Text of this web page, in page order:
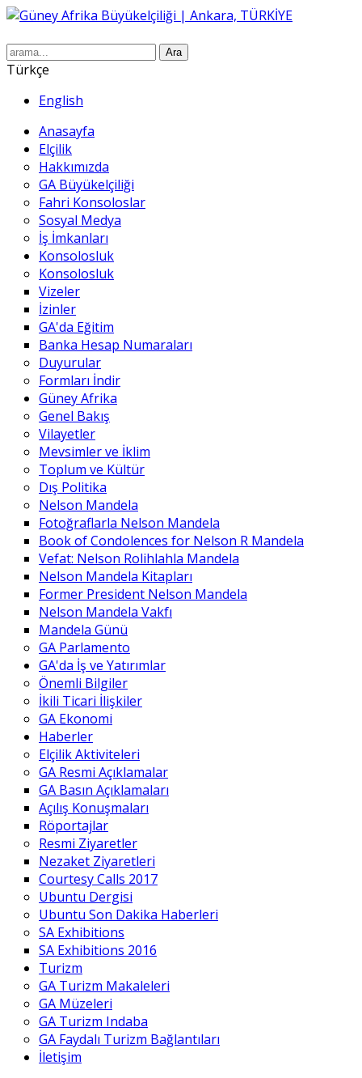
Ara
Türkçe
English
Anasayfa
Elçilik
Hakkımızda
GA Büyükelçiliği
Fahri Konsoloslar
Sosyal Medya
İş İmkanları
Konsolosluk
Konsolosluk
Vizeler
İzinler
GA'da Eğitim
Banka Hesap Numaraları
Duyurular
Formları İndir
Güney Afrika
Genel Bakış
Vilayetler
Mevsimler ve İklim
Toplum ve Kültür
Dış Politika
Nelson Mandela
Fotoğraflarla Nelson Mandela
Book of Condolences for Nelson R Mandela
Vefat: Nelson Rolihlahla Mandela
Nelson Mandela Kitapları
Former President Nelson Mandela
Nelson Mandela Vakfı
Mandela Günü
GA Parlamento
GA'da İş ve Yatırımlar
Önemli Bilgiler
İkili Ticari İlişkiler
GA Ekonomi
Haberler
Elçilik Aktiviteleri
GA Resmi Açıklamalar
GA Basın Açıklamaları
Açılış Konuşmaları
Röportajlar
Resmi Ziyaretler
Nezaket Ziyaretleri
Courtesy Calls 2017
Ubuntu Dergisi
Ubuntu Son Dakika Haberleri
SA Exhibitions
SA Exhibitions 2016
Turizm
GA Turizm Makaleleri
GA Müzeleri
GA Turizm Indaba
GA Faydalı Turizm Bağlantıları
İletişim